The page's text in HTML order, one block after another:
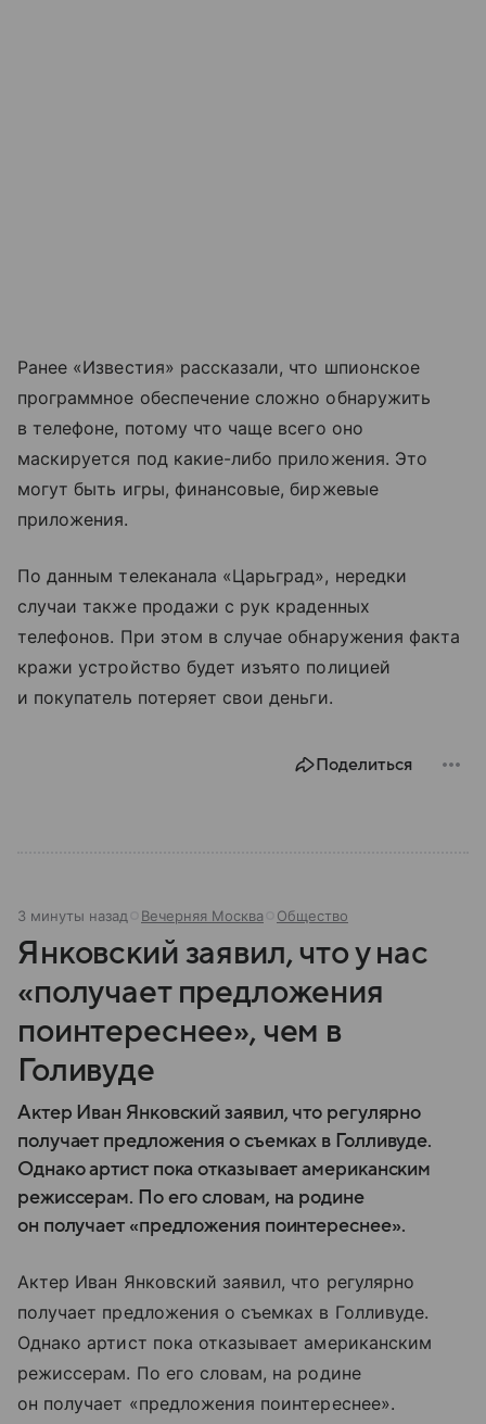
Ранее «Известия» рассказали, что шпионское
программное обеспечение сложно обнаружить
в телефоне, потому что чаще всего оно
маскируется под какие-либо приложения. Это
могут быть игры, финансовые, биржевые
приложения.
По данным телеканала «Царьград», нередки
случаи также продажи с рук краденных
телефонов. При этом в случае обнаружения факта
кражи устройство будет изъято полицией
и покупатель потеряет свои деньги.
Поделиться
3 минуты назад Вечерняя Москва Общество
Янковский заявил, что у нас
«получает предложения
поинтереснее», чем в
Голивуде
Актер Иван Янковский заявил, что регулярно
получает предложения о съемках в Голливуде.
Однако артист пока отказывает американским
режиссерам. По его словам, на родине
он получает «предложения поинтереснее».
Актер Иван Янковский заявил, что регулярно
получает предложения о съемках в Голливуде.
Однако артист пока отказывает американским
режиссерам. По его словам, на родине
он получает «предложения поинтереснее».